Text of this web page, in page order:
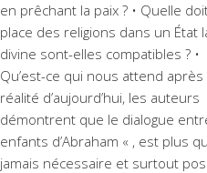
en prêchant la paix ? • Quelle
place des religions dans un État
divine sont-elles compatibles ? •
Qu’est-ce qui nous attend
réalité d’aujourd’hui, les auteurs
démontrent que le dialogue
enfants d’Abraham « , est plus
jamais nécessaire et surtout